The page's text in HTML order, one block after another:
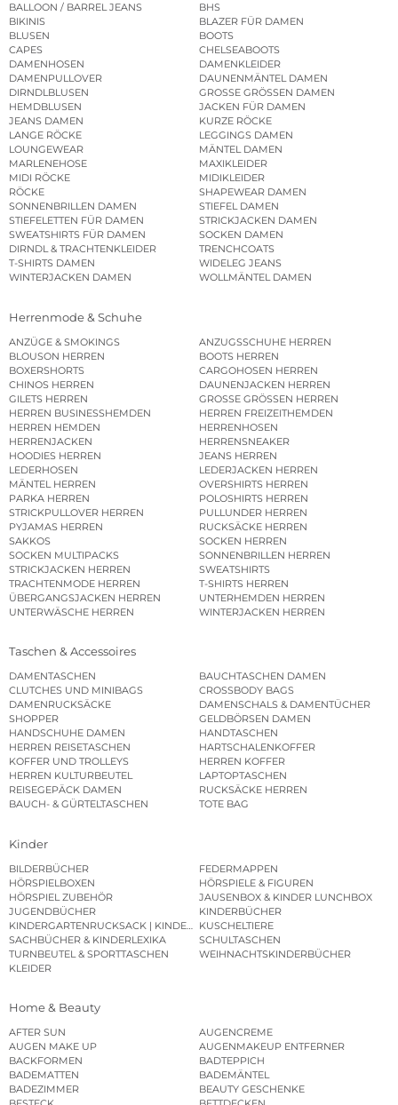
BALLOON / BARREL JEANS
BHS
BIKINIS
BLAZER FÜR DAMEN
BLUSEN
BOOTS
CAPES
CHELSEABOOTS
DAMENHOSEN
DAMENKLEIDER
DAMENPULLOVER
DAUNENMÄNTEL DAMEN
DIRNDLBLUSEN
GROSSE GRÖSSEN DAMEN
HEMDBLUSEN
JACKEN FÜR DAMEN
JEANS DAMEN
KURZE RÖCKE
LANGE RÖCKE
LEGGINGS DAMEN
LOUNGEWEAR
MÄNTEL DAMEN
MARLENEHOSE
MAXIKLEIDER
MIDI RÖCKE
MIDIKLEIDER
RÖCKE
SHAPEWEAR DAMEN
SONNENBRILLEN DAMEN
STIEFEL DAMEN
STIEFELETTEN FÜR DAMEN
STRICKJACKEN DAMEN
SWEATSHIRTS FÜR DAMEN
SOCKEN DAMEN
DIRNDL & TRACHTENKLEIDER
TRENCHCOATS
T-SHIRTS DAMEN
WIDELEG JEANS
WINTERJACKEN DAMEN
WOLLMÄNTEL DAMEN
Herrenmode & Schuhe
ANZÜGE & SMOKINGS
ANZUGSSCHUHE HERREN
BLOUSON HERREN
BOOTS HERREN
BOXERSHORTS
CARGOHOSEN HERREN
CHINOS HERREN
DAUNENJACKEN HERREN
GILETS HERREN
GROSSE GRÖSSEN HERREN
HERREN BUSINESSHEMDEN
HERREN FREIZEITHEMDEN
HERREN HEMDEN
HERRENHOSEN
HERRENJACKEN
HERRENSNEAKER
HOODIES HERREN
JEANS HERREN
LEDERHOSEN
LEDERJACKEN HERREN
MÄNTEL HERREN
OVERSHIRTS HERREN
PARKA HERREN
POLOSHIRTS HERREN
STRICKPULLOVER HERREN
PULLUNDER HERREN
PYJAMAS HERREN
RUCKSÄCKE HERREN
SAKKOS
SOCKEN HERREN
SOCKEN MULTIPACKS
SONNENBRILLEN HERREN
STRICKJACKEN HERREN
SWEATSHIRTS
TRACHTENMODE HERREN
T-SHIRTS HERREN
ÜBERGANGSJACKEN HERREN
UNTERHEMDEN HERREN
UNTERWÄSCHE HERREN
WINTERJACKEN HERREN
Taschen & Accessoires
DAMENTASCHEN
BAUCHTASCHEN DAMEN
CLUTCHES UND MINIBAGS
CROSSBODY BAGS
DAMENRUCKSÄCKE
DAMENSCHALS & DAMENTÜCHER
SHOPPER
GELDBÖRSEN DAMEN
HANDSCHUHE DAMEN
HANDTASCHEN
HERREN REISETASCHEN
HARTSCHALENKOFFER
KOFFER UND TROLLEYS
HERREN KOFFER
HERREN KULTURBEUTEL
LAPTOPTASCHEN
REISEGEPÄCK DAMEN
RUCKSÄCKE HERREN
BAUCH- & GÜRTELTASCHEN
TOTE BAG
Kinder
BILDERBÜCHER
FEDERMAPPEN
HÖRSPIELBOXEN
HÖRSPIELE & FIGUREN
HÖRSPIEL ZUBEHÖR
JAUSENBOX & KINDER LUNCHBOX
JUGENDBÜCHER
KINDERBÜCHER
KINDERGARTENRUCKSACK | KINDERGARTENBEUTEL
KUSCHELTIERE
SACHBÜCHER & KINDERLEXIKA
SCHULTASCHEN
TURNBEUTEL & SPORTTASCHEN
WEIHNACHTSKINDERBÜCHER
KLEIDER
Home & Beauty
AFTER SUN
AUGENCREME
AUGEN MAKE UP
AUGENMAKEUP ENTFERNER
BACKFORMEN
BADTEPPICH
BADEMATTEN
BADEMÄNTEL
BADEZIMMER
BEAUTY GESCHENKE